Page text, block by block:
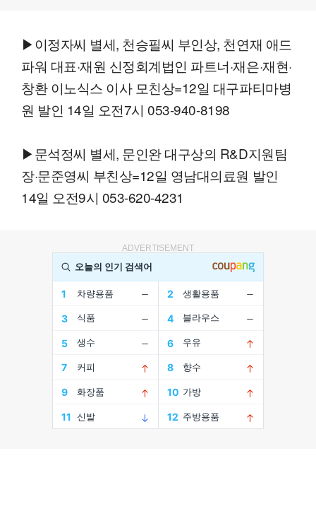
▶이정자씨 별세, 천승필씨 부인상, 천연재 애드
파워 대표·재원 신정회계법인 파트너·재은·재현·
창환 이노식스 이사 모친상=12일 대구파티마병
원 발인 14일 오전7시 053-940-8198
▶문석정씨 별세, 문인완 대구상의 R&D지원팀
장·문준영씨 부친상=12일 영남대의료원 발인
14일 오전9시 053-620-4231
ADVERTISEMENT